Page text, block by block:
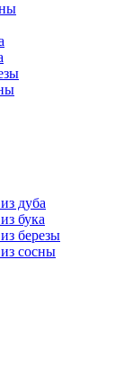
дуба
бука
березы
сосны